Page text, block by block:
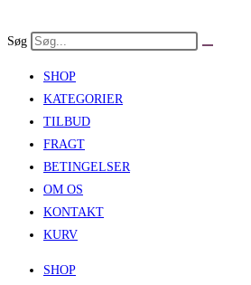
to
Søg
SHOP
KATEGORIER
TILBUD
FRAGT
BETINGELSER
OM OS
KONTAKT
KURV
SHOP